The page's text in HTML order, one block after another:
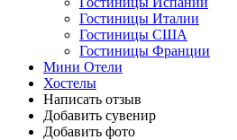
Гостиницы Италии
Гостиницы США
Гостиницы Франции
Мини Отели
Хостелы
Написать отзыв
Добавить сувенир
Добавить фото